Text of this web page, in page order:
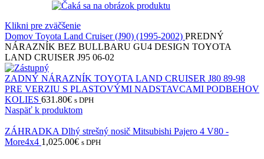
Klikni pre zväčšenie
Domov Toyota Land Cruiser (J90) (1995-2002) PREDNÝ
NÁRAZNÍK BEZ BULLBARU GU4 DESIGN TOYOTA
LAND CRUISER J95 06-02
ZADNÝ NÁRAZNÍK TOYOTA LAND CRUISER J80 89-98
PRE VERZIU S PLASTOVÝMI NADSTAVCAMI PODBEHOV
KOLIES 631.80€ s DPH
Naspäť k produktom
ZÁHRADKA Dlhý strešný nosič Mitsubishi Pajero 4 V80 -
More4x4 1,025.00€ s DPH